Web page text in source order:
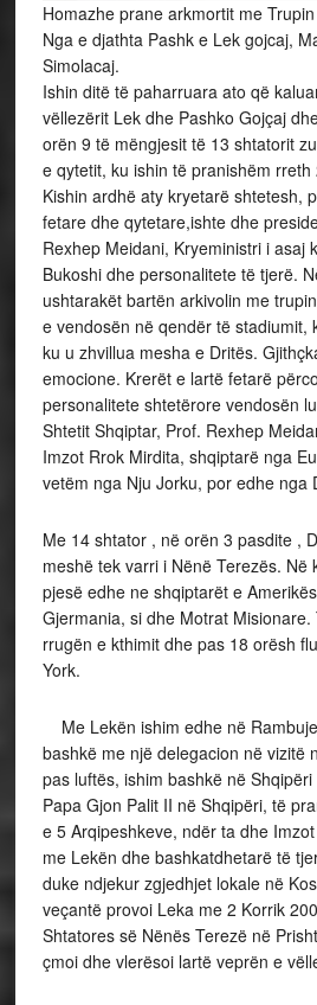
Homazhe prane arkmortit me
Nga e djathta Pashk e Lek gojcaj,
Simolacaj.
Ishin ditë të paharruara ato që
vëllezërit Lek dhe Pashko Gojçaj
orën 9 të mëngjesit të 13 shtatorit
e qytetit, ku ishin të pranishëm
Kishin ardhë aty kryetarë shtetesh,
fetare dhe qytetare,ishte dhe
Rexhep Meidani, Kryeministri i asaj
Bukoshi dhe personalitete të tjerë.
ushtarakët bartën arkivolin me
e vendosën në qendër të stadiumit,
ku u zhvillua mesha e Dritës.
emocione. Krerët e lartë fetarë
personalitete shtetërore vendosën
Shtetit Shqiptar, Prof. Rexhep
Imzot Rrok Mirdita, shqiptarë nga
vetëm nga Nju Jorku, por edhe nga
Me 14 shtator , në orën 3 pasdite ,
meshë tek varri i Nënë Terezës. Në
pjesë edhe ne shqiptarët e
Gjermania, si dhe Motrat
rrugën e kthimit dhe pas 18 orësh
York.
Me Lekën ishim edhe në
bashkë me një delegacion në vizitë
pas luftës, ishim bashkë në
Papa Gjon Palit II në Shqipëri, të
e 5 Arqipeshkeve, ndër ta dhe
me Lekën dhe bashkatdhetarë të
duke ndjekur zgjedhjet lokale në
veçantë provoi Leka me 2 Korrik
Shtatores së Nënës Terezë në
çmoi dhe vlerësoi lartë veprën e